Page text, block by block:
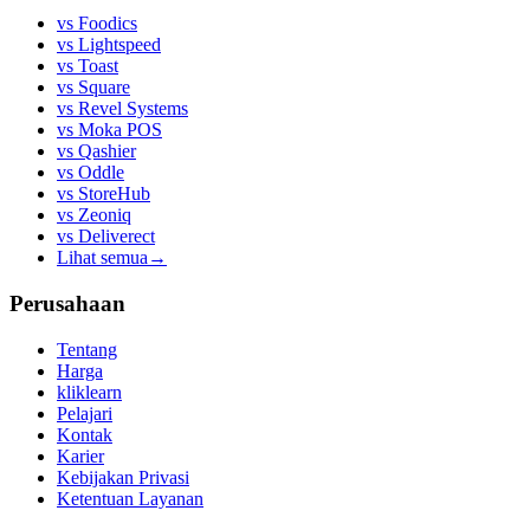
vs Foodics
vs Lightspeed
vs Toast
vs Square
vs Revel Systems
vs Moka POS
vs Qashier
vs Oddle
vs StoreHub
vs Zeoniq
vs Deliverect
Lihat semua →
Perusahaan
Tentang
Harga
kliklearn
Pelajari
Kontak
Karier
Kebijakan Privasi
Ketentuan Layanan